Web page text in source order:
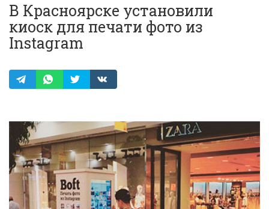
В Красноярске установили
киоск для печати фото из
Instagram